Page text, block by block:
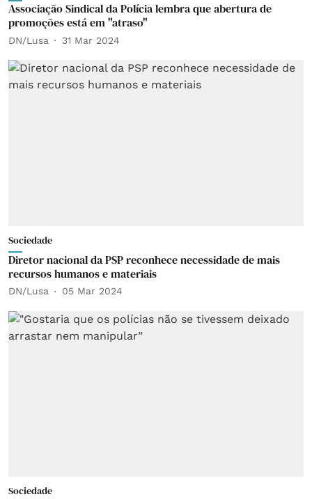
Associação Sindical da Polícia lembra que abertura de
promoções está em "atraso"
DN/Lusa 31 Mar 2024
Sociedade
Diretor nacional da PSP reconhece necessidade de mais
recursos humanos e materiais
DN/Lusa 05 Mar 2024
Sociedade